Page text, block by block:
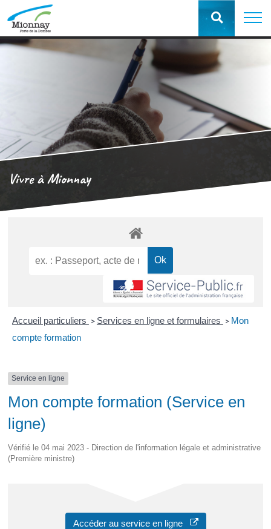
Vivre à Mionnay
Accueil particuliers > Services en ligne et formulaires > Mon
compte formation
Service en ligne
Mon compte formation (Service en
ligne)
Vérifié le 04 mai 2023 - Direction de l'information légale et administrative
(Première ministre)
Accéder au service en ligne